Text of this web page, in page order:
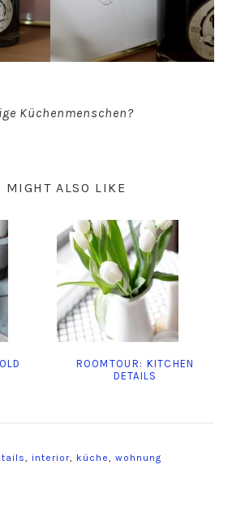
Küchenmenschen?
MIGHT ALSO LIKE
ROOMTOUR: KITCHEN
DETAILS
interior, küche wohnung